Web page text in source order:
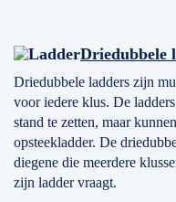
Driedubbele
Driedubbele ladders zijn
voor iedere klus. De
stand te zetten, maar
opsteekladder. De
diegene die meerdere
zijn ladder vraagt.